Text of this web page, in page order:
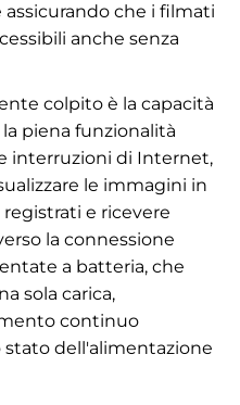
che i filmati
anche senza
colpito è la capacità
piena funzionalità
interruzioni di Internet,
le immagini in
e ricevere
la connessione
a batteria, che
sola carica,
continuo
dell'alimentazione